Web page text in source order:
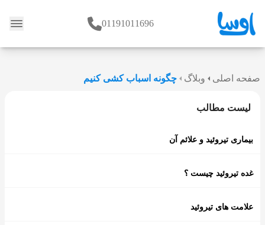
وبلاگ 01191011696
صفحه اصلی وبلاگ چگونه اسباب کشی کنیم
لیست مطالب
بیماری تیروئید و علائم آن
غده تیروئید چیست ؟
علامت های تیروئید